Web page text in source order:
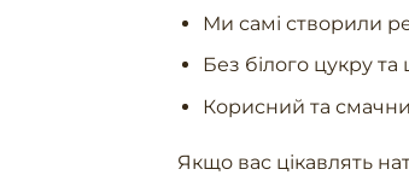
Ми самі створили
Без білого цукру
Корисний та
Якщо вас цікавлять